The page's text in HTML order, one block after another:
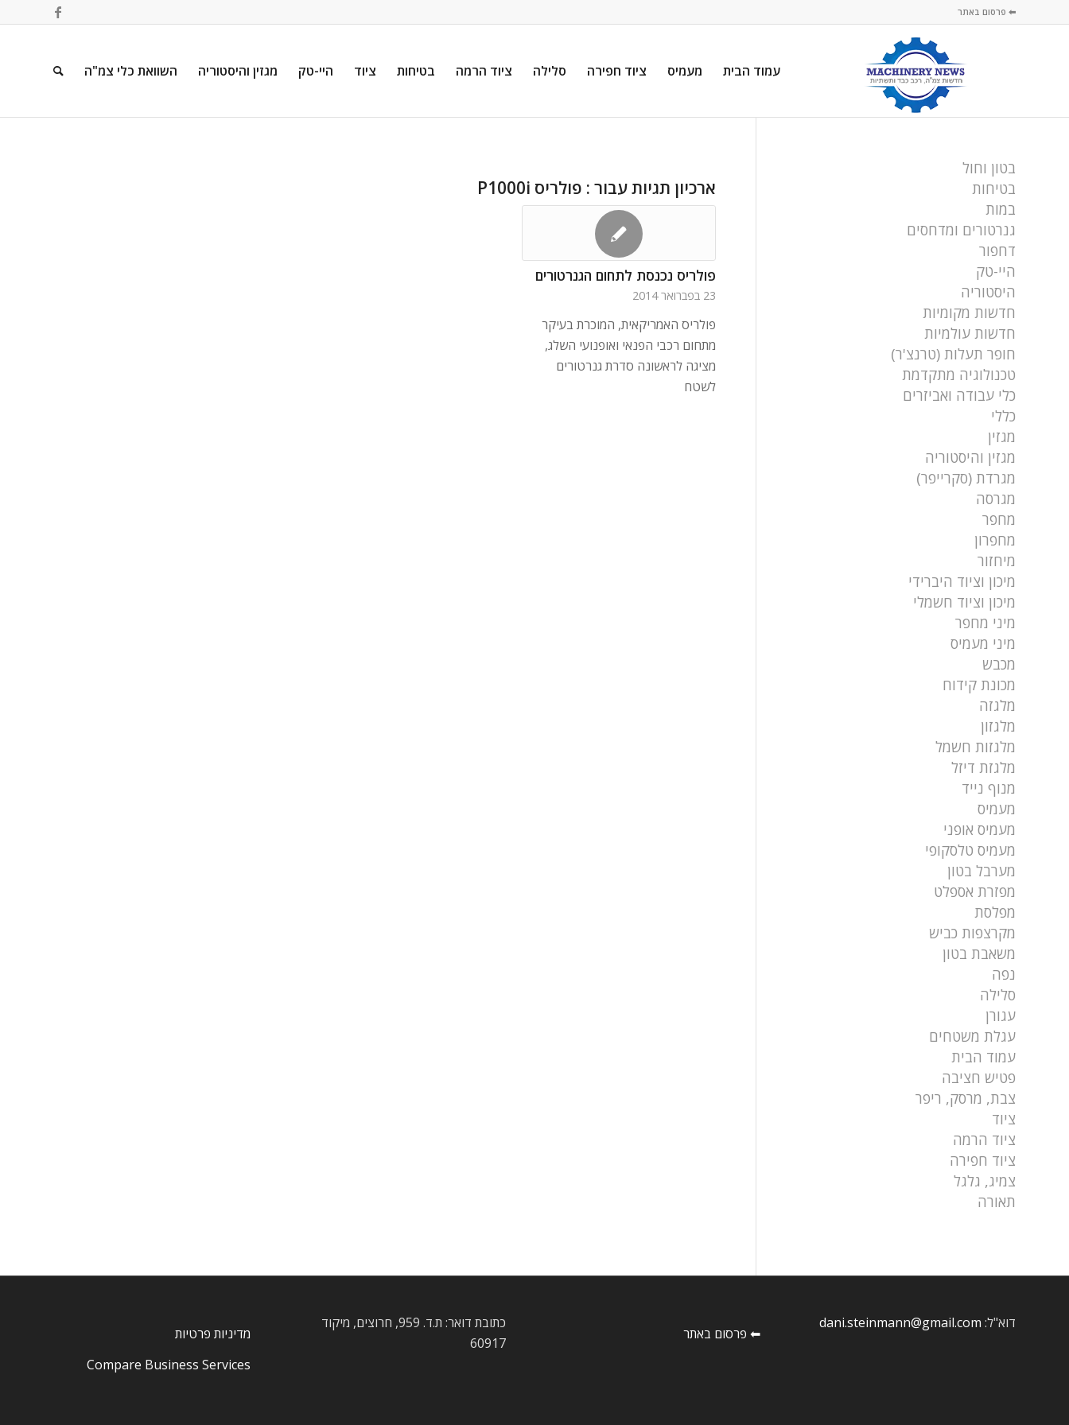
⬅ פרסום באתר
עמוד הבית מעמיס ציוד חפירה סלילה ציוד הרמה בטיחות ציוד היי-טק מגזין והיסטוריה השוואת כלי צמ"ה
ארכיון תגיות עבור : פולריס P1000i
פולריס נכנסת לתחום הגנרטורים
23 בפברואר 2014
פולריס האמריקאית, המוכרת בעיקר
מתחום רכבי הפנאי ואופנועי השלג,
מציגה לראשונה סדרת גנרטורים
לשטח
בטון וחול
בטיחות
במות
גנרטורים ומדחסים
דחפור
היי-טק
היסטוריה
חדשות מקומיות
חדשות עולמיות
חופר תעלות (טרנצ'ר)
טכנולוגיה מתקדמת
כלי עבודה ואביזרים
כללי
מגזין
מגזין והיסטוריה
מגרדת (סקרייפר)
מגרסה
מחפר
מחפרון
מיחזור
מיכון וציוד היברידי
מיכון וציוד חשמלי
מיני מחפר
מיני מעמיס
מכבש
מכונת קידוח
מלגזה
מלגזון
מלגזות חשמל
מלגזת דיזל
מנוף נייד
מעמיס
מעמיס אופני
מעמיס טלסקופי
מערבל בטון
מפזרת אספלט
מפלסת
מקרצפות כביש
משאבת בטון
נפה
סלילה
עגורן
עגלת משטחים
עמוד הבית
פטיש חציבה
צבת, מרסק, ריפר
ציוד
ציוד הרמה
ציוד חפירה
צמיג, גלגל
תאורה
דוא"ל: dani.steinmann@gmail.com
⬅ פרסום באתר
כתובת דואר: ת.ד. 959, חרוצים, מיקוד
60917
מדיניות פרטיות
Compare Business Services